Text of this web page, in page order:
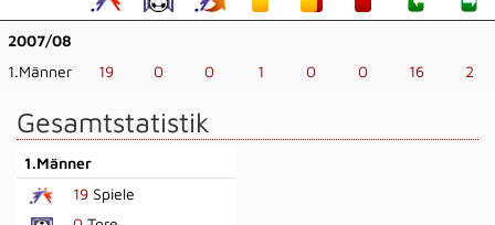
2007/08
1.Männer
19 0 0 1 0 0 16 2
Gesamtstatistik
1.Männer
19 Spiele